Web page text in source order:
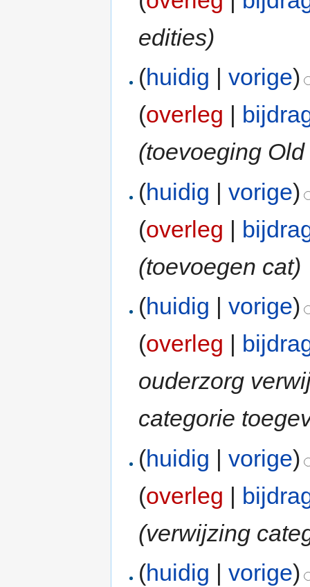
edities)
(huidig |vorige)
(overleg
(toevoeging
(huidig |vorige)
(overleg |
(toevoegen cat)
(huidig |vorige)
(overleg |
ouderzorg
categorie
(huidig |vorige)
(overleg |
(verwijzing
(huidig |vorige)